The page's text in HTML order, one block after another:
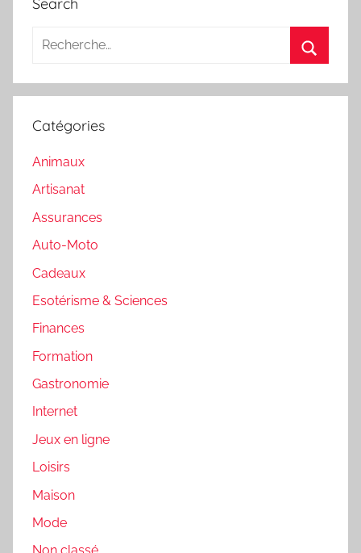
Recherche
:
Catégories
Animaux
Artisanat
Assurances
Auto-Moto
Cadeaux
Esotérisme & Sciences
Finances
Formation
Gastronomie
Internet
Jeux en ligne
Loisirs
Maison
Mode